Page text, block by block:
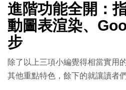
進階功能全開：
動圖表渲染、
步
除了以上三項小編覺得相當實用
其他重點特色，餘下的就讓讀者